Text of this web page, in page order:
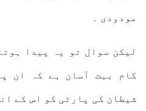
مودودی ۔
لیکن سوال تو یہ پیدا
کام بہت آسان ہے کہ ان
شیطان کی پارٹی کو اس کے